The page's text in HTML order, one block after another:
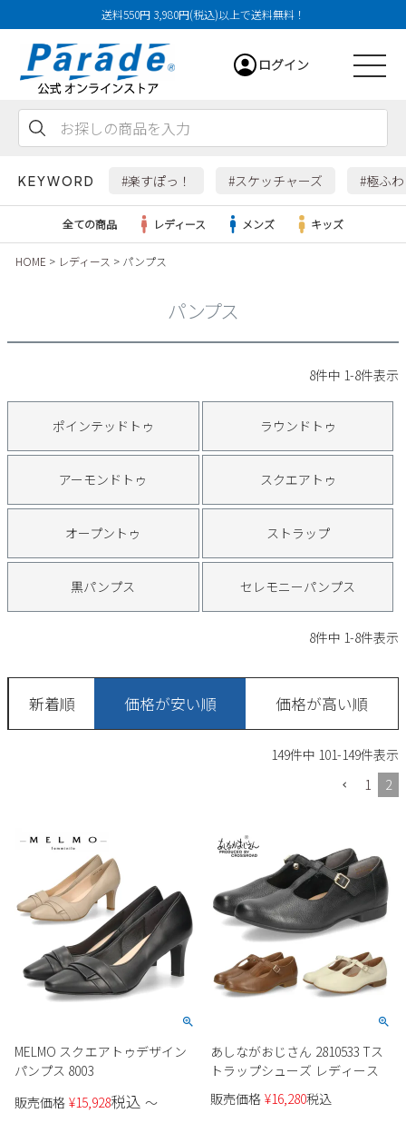
送料550円 3,980円(税込)以上で送料無料！
ログイン
KEYWORD #楽すぽっ！ #スケッチャーズ #極ふ
レインシューズ
パンプス
ローファー
ブーツ
Parade
SKECHERS
moz
new balance
puma
すべての商品
サンダル
スニーカー
ビジネス・ドレスシューズ
カジュアルシューズ
ウェア
Parade
SKECHERS
GAP
new balance
キッズ
すべての商品
サンダル
レインシューズ
スクール
SKECHERS
new balance
asics
瞬足
NEW
すべての商品
レディース新入荷
SALE
メンズSALE
すべての商品
ビジネスバッグ
トートバッグ
ショルダーバッグ
財布
詳細検索
ご利用ガイド
会員サービス
お問い合わせ
メルマガ購買
営業日カレンダー
全ての商品 レディース メンズ キッズ
HOME レディース パンプス
パンプス
8件中 1-8件表示
ポインテッドトゥ ラウンドトゥ
アーモンドトゥ スクエアトゥ
オープントゥ ストラップ
黒パンプス セレモニーパンプス
8件中 1-8件表示
新着順 価格が安い順 価格が高い順
149件中 101-149件表示
1
2
MELMO スクエアトゥデザイン
パンプス 8003
販売価格 ¥15,928税込 〜
あしながおじさん 2810533 Tス
トラップシューズ レディース
販売価格 ¥16,280税込